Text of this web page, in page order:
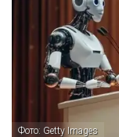
Фото: Getty Images